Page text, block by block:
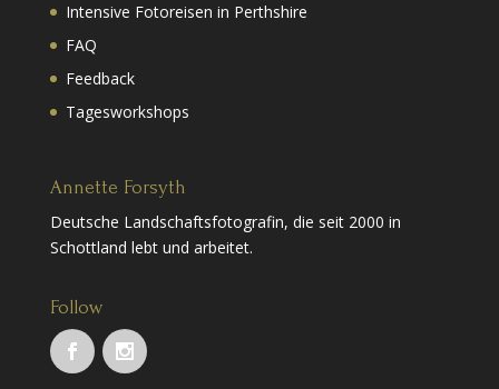
Intensive Fotoreisen in Perthshire
FAQ
Feedback
Tagesworkshops
Annette Forsyth
Deutsche Landschaftsfotografin, die seit 2000 in
Schottland lebt und arbeitet.
Follow